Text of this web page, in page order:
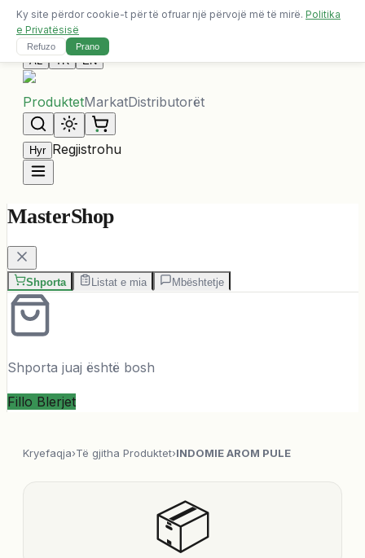
Dërgesa falas për porosi mbi 10,000 ALL
Na Kontaktoni
AL TR EN
ProduktetMarkatDistributorët
Hyr Regjistrohu
MasterShop
Shporta Listat e mia Mbështetje
Shporta juaj është bosh
Fillo Blerjet
Kryefaqja›Të gjitha Produktet›INDOMIE AROM PULE
📦
Ky site përdor cookie-t për të ofruar një përvojë më të mirë. Politika
e Privatësisë
Refuzo Prano